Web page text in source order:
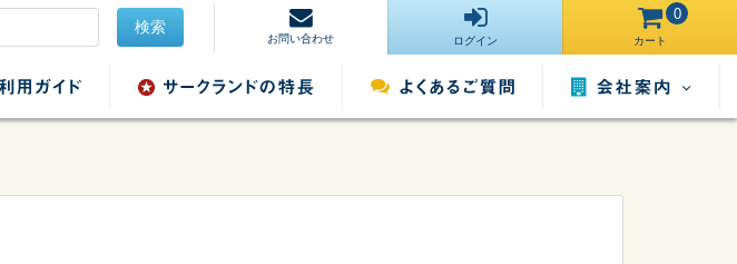
検索
お問い合わせ ログイン カート
0